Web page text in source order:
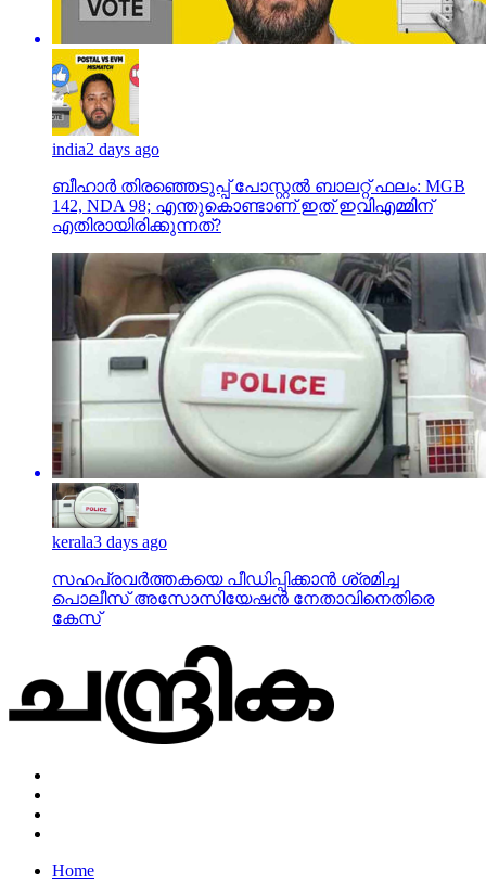
india2 days ago
ബീഹാർ തിരഞ്ഞെടുപ്പ് പോസ്റ്റൽ ബാലറ്റ് ഫലം: MGB
142, NDA 98; എന്തുകൊണ്ടാണ് ഇത് ഇവിഎമ്മിന്
എതിരായിരിക്കുന്നത്?
kerala3 days ago
സഹപ്രവര്‍ത്തകയെ പീഡിപ്പിക്കാന്‍ ശ്രമിച്ച
പൊലീസ് അസോസിയേഷന്‍ നേതാവിനെതിരെ
കേസ്
Home